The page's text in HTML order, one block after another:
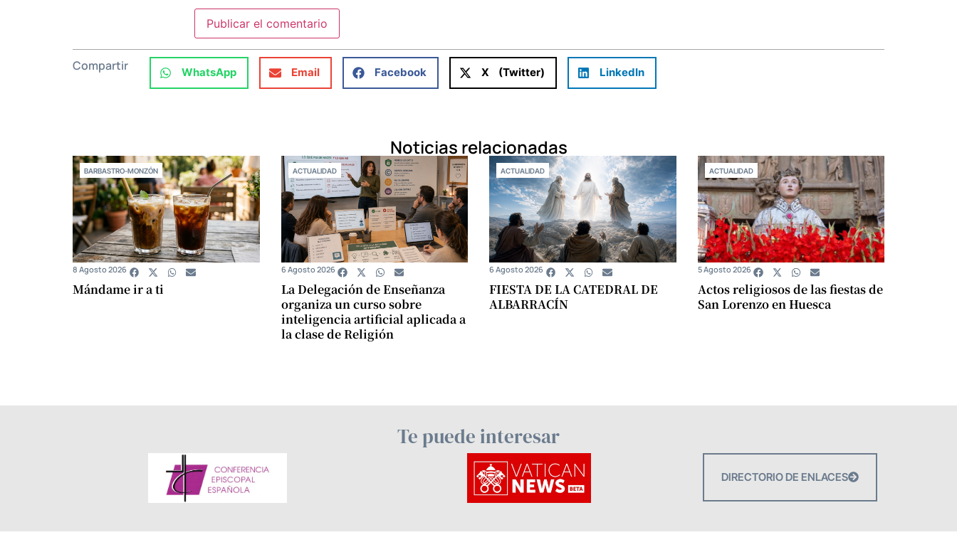
Compartir WhatsApp Email Facebook X (Twitter) LinkedIn
Noticias relacionadas
BARBASTRO-MONZÓN
Mándame ir a ti
8 Agosto 2026
ACTUALIDAD
La Delegación de Enseñanza
organiza un curso sobre
inteligencia artificial aplicada a
la clase de Religión
6 Agosto 2026
ACTUALIDAD
FIESTA DE LA CATEDRAL DE
ALBARRACÍN
6 Agosto 2026
ACTUALIDAD
Actos religiosos de las fiestas de
San Lorenzo en Huesca
5 Agosto 2026
Te puede interesar
DIRECTORIO DE ENLACES